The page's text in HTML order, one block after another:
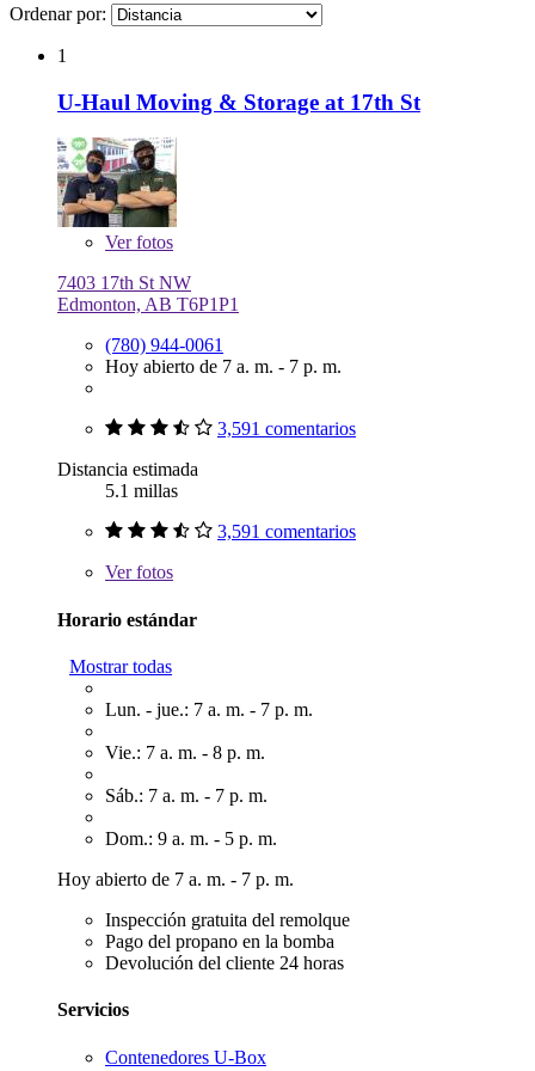
Ordenar por:
1
U-Haul Moving & Storage at 17th St
Verfotos
7403 17th St NW
Edmonton, AB T6P1P1
(780) 944-0061
Hoy abierto de 7 a. m. - 7 p. m.
3,591 comentarios
Distancia estimada
5.1 millas
3,591 comentarios
Verfotos
Horario estándar
Mostrar todas
Lun. - jue.: 7 a. m. - 7 p. m.
Vie.: 7 a. m. - 8 p. m.
Sáb.: 7 a. m. - 7 p. m.
Dom.: 9 a. m. - 5 p. m.
Hoy abierto de 7 a. m. - 7 p. m.
Inspección gratuita del remolque
Pago del propano en la bomba
Devolución del cliente 24 horas
Servicios
Contenedores U-Box